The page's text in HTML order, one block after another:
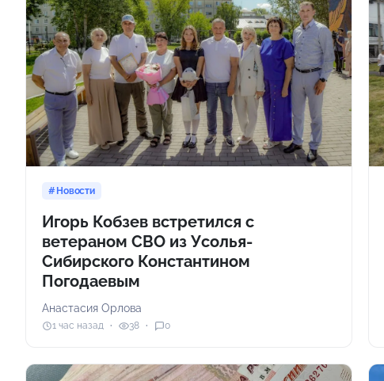
Новости
Игорь Кобзев встретился с
ветераном СВО из Усолья-
Сибирского Константином
Погодаевым
Анастасия Орлова
1 час назад 38 0